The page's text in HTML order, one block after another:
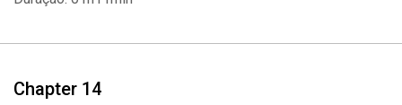
Chapter 14